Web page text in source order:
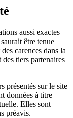
aussi exactes
être tenue
carences dans la
tiers partenaires
présentés sur le site
données à titre
Elles sont
préavis.